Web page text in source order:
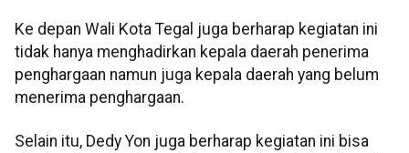
Ke depan Wali Kota Tegal juga berharap kegiatan ini
tidak hanya menghadirkan kepala daerah penerima
penghargaan namun juga kepala daerah yang belum
menerima penghargaan.
Selain itu, Dedy Yon juga berharap kegiatan ini bisa